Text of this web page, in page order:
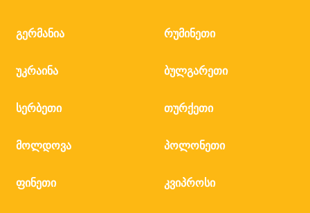
გერმანია რუმინეთი
უკრაინა ბულგარეთი
სერბეთი თურქეთი
მოლდოვა პოლონეთი
ფინეთი კვიპროსი